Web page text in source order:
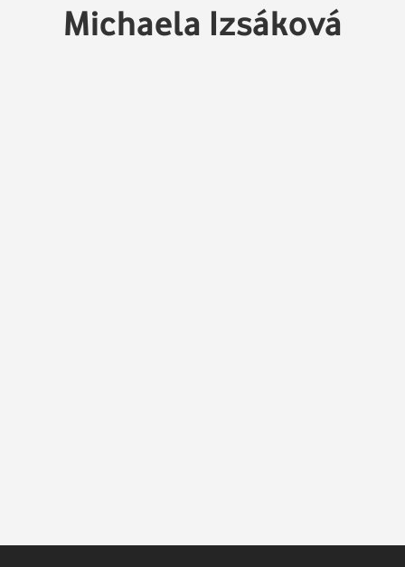
Michaela Izsáková